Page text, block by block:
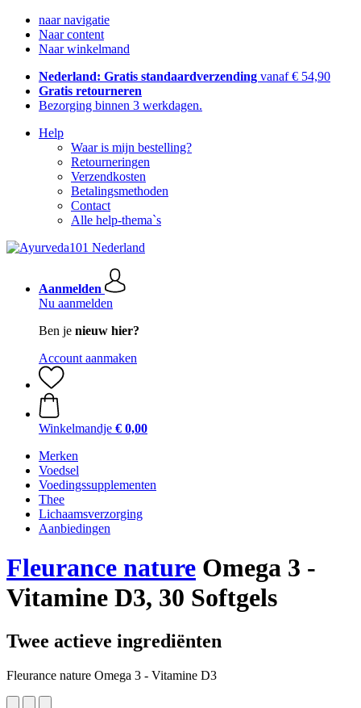
naar navigatie
Naar content
Naar winkelmand
Nederland: Gratis standaardverzending vanaf € 54,90
Gratis retourneren
Bezorging binnen 3 werkdagen.
Help
Waar is mijn bestelling?
Retourneringen
Verzendkosten
Betalingsmethoden
Contact
Alle help-thema`s
Aanmelden
Nu aanmelden
Ben je nieuw hier?
Account aanmaken
Winkelmandje € 0,00
Merken
Voedsel
Voedingssupplementen
Thee
Lichaamsverzorging
Aanbiedingen
Fleurance nature Omega 3 -
Vitamine D3, 30 Softgels
Twee actieve ingrediënten
Fleurance nature Omega 3 - Vitamine D3